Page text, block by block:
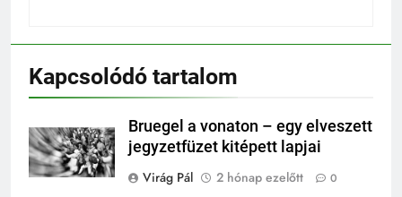
Kapcsolódó tartalom
Bruegel a vonaton – egy elveszett
jegyzetfüzet kitépett lapjai
Virág Pál
2 hónap ezelőtt 0